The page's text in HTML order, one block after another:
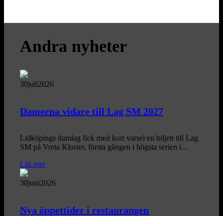
Andra nyheter
30juli2026
Damerna vidare till Lag SM 2027
Lidköpings damlag fick med kort varsel en biljett till Lag
SM på Vreta Kloster, första gången i högsta serien i…
Läs mer
30juni2026
Nya öppettider i restaurangen